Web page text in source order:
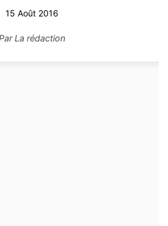
15 Août 2016
La rédaction